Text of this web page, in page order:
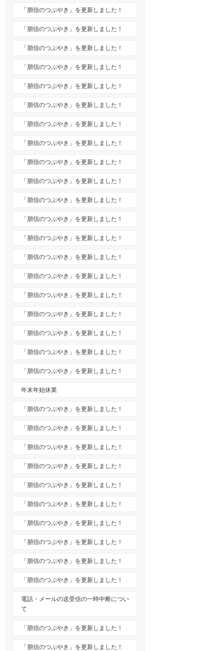
「朋信のつぶやき」を更新しました！
「朋信のつぶやき」を更新しました！
「朋信のつぶやき」を更新しました！
「朋信のつぶやき」を更新しました！
「朋信のつぶやき」を更新しました！
「朋信のつぶやき」を更新しました！
「朋信のつぶやき」を更新しました！
「朋信のつぶやき」を更新しました！
「朋信のつぶやき」を更新しました！
「朋信のつぶやき」を更新しました！
「朋信のつぶやき」を更新しました！
「朋信のつぶやき」を更新しました！
「朋信のつぶやき」を更新しました！
「朋信のつぶやき」を更新しました！
「朋信のつぶやき」を更新しました！
「朋信のつぶやき」を更新しました！
「朋信のつぶやき」を更新しました！
「朋信のつぶやき」を更新しました！
「朋信のつぶやき」を更新しました！
「朋信のつぶやき」を更新しました！
年末年始休業
「朋信のつぶやき」を更新しました！
「朋信のつぶやき」を更新しました！
「朋信のつぶやき」を更新しました！
「朋信のつぶやき」を更新しました！
「朋信のつぶやき」を更新しました！
「朋信のつぶやき」を更新しました！
「朋信のつぶやき」を更新しました！
「朋信のつぶやき」を更新しました！
「朋信のつぶやき」を更新しました！
「朋信のつぶやき」を更新しました！
電話・メールの送受信の一時中断につい
て
「朋信のつぶやき」を更新しました！
「朋信のつぶやき」を更新しました！